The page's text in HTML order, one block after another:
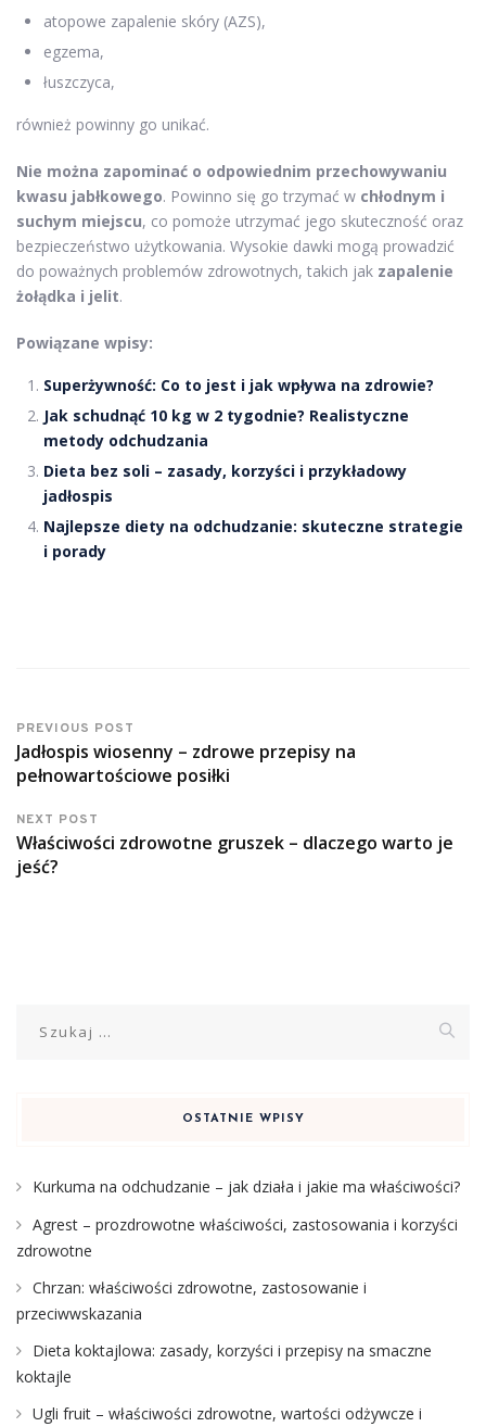
atopowe zapalenie skóry (AZS),
egzema,
łuszczyca,
również powinny go unikać.
Nie można zapominać o odpowiednim przechowywaniu
kwasu jabłkowego. Powinno się go trzymać w chłodnym i
suchym miejscu, co pomoże utrzymać jego skuteczność oraz
bezpieczeństwo użytkowania. Wysokie dawki mogą prowadzić
do poważnych problemów zdrowotnych, takich jak zapalenie
żołądka i jelit.
Powiązane wpisy:
Superżywność: Co to jest i jak wpływa na zdrowie?
Jak schudnąć 10 kg w 2 tygodnie? Realistyczne
metody odchudzania
Dieta bez soli – zasady, korzyści i przykładowy
jadłospis
Najlepsze diety na odchudzanie: skuteczne strategie
i porady
PREVIOUS POST
Jadłospis wiosenny – zdrowe przepisy na
pełnowartościowe posiłki
NEXT POST
Właściwości zdrowotne gruszek – dlaczego warto je
jeść?
OSTATNIE WPISY
Kurkuma na odchudzanie – jak działa i jakie ma właściwości?
Agrest – prozdrowotne właściwości, zastosowania i korzyści
zdrowotne
Chrzan: właściwości zdrowotne, zastosowanie i
przeciwwskazania
Dieta koktajlowa: zasady, korzyści i przepisy na smaczne
koktajle
Ugli fruit – właściwości zdrowotne, wartości odżywcze i